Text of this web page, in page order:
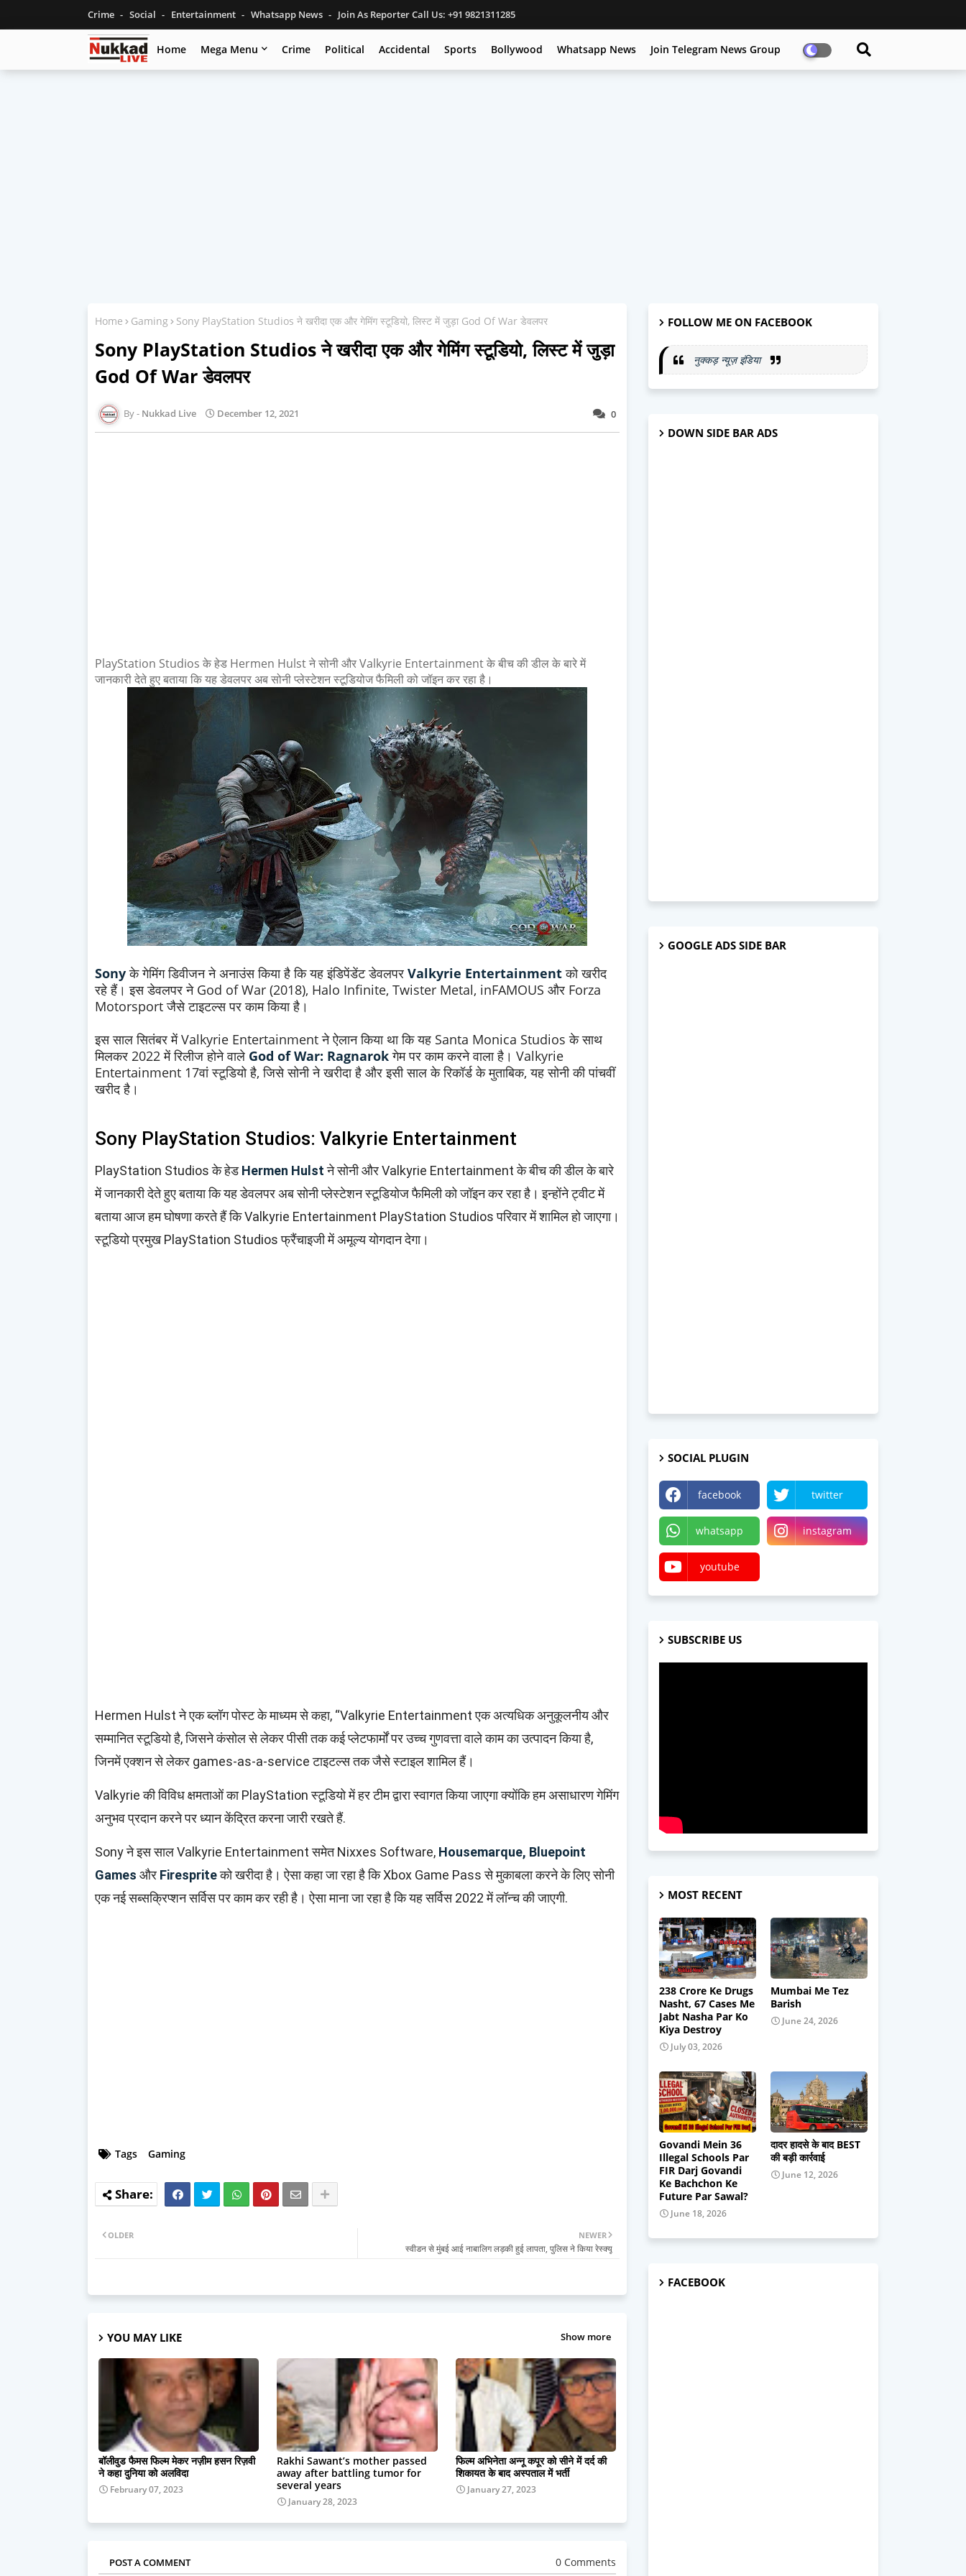
Crime Social Entertainment Whatsapp News Join As Reporter Call Us: +91 9821311285
Home Mega Menu Crime Political Accidental Sports Bollywood Whatsapp News Join Telegram News Group
Home Gaming Sony PlayStation Studios ने खरीदा एक और गेमिंग स्टूडियो, लिस्ट में जुड़ा God Of War डेवलपर
Sony PlayStation Studios ने खरीदा एक और गेमिंग स्टूडियो, लिस्ट में जुड़ा
God Of War डेवलपर
0
Nukkad Live December 12, 2021
PlayStation Studios के हेड Hermen Hulst ने सोनी और Valkyrie Entertainment के बीच की डील के बारे में
जानकारी देते हुए बताया कि यह डेवलपर अब सोनी प्लेस्टेशन स्टूडियोज फैमिली को जॉइन कर रहा है।
Sonyके गेमिंग डिवीजन ने अनाउंस किया है कि यह इंडिपेंडेंट डेवलपर Valkyrie Entertainmentको खरीद
रहे हैं। इस डेवलपर ने God of War (2018), Halo Infinite, Twister Metal, inFAMOUS और Forza
Motorsport जैसे टाइटल्स पर काम किया है।
इस साल सितंबर में Valkyrie Entertainment ने ऐलान किया था कि यह Santa Monica Studios के साथ
मिलकर 2022 में रिलीज होने वाले God of War: Ragnarokगेम पर काम करने वाला है। Valkyrie
Entertainment 17वां स्टूडियो है, जिसे सोनी ने खरीदा है और इसी साल के रिकॉर्ड के मुताबिक, यह सोनी की पांचवीं
खरीद है।
Sony PlayStation Studios: Valkyrie Entertainment
PlayStation Studios के हेडHermen Hulstने सोनी और Valkyrie Entertainment के बीच की डील के बारे
में जानकारी देते हुए बताया कि यह डेवलपर अब सोनी प्लेस्टेशन स्टूडियोज फैमिली को जॉइन कर रहा है। इन्होंने ट्वीट में
बताया आज हम घोषणा करते हैं कि Valkyrie Entertainment PlayStation Studios परिवार में शामिल हो जाएगा।
स्टूडियो प्रमुख PlayStation Studios फ्रैंचाइजी में अमूल्य योगदान देगा।
Hermen Hulst ने एक ब्लॉग पोस्ट के माध्यम से कहा, “Valkyrie Entertainment एक अत्यधिक अनुकूलनीय और
सम्मानित स्टूडियो है, जिसने कंसोल से लेकर पीसी तक कई प्लेटफार्मों पर उच्च गुणवत्ता वाले काम का उत्पादन किया है,
जिनमें एक्शन से लेकर games-as-a-service टाइटल्स तक जैसे स्टाइल शामिल हैं।
Valkyrie की विविध क्षमताओं का PlayStation स्टूडियो में हर टीम द्वारा स्वागत किया जाएगा क्योंकि हम असाधारण गेमिंग
अनुभव प्रदान करने पर ध्यान केंद्रित करना जारी रखते हैं.
Sony ने इस साल Valkyrie Entertainment समेत Nixxes Software, Housemarque, Bluepoint
Games और Firespriteको खरीदा है। ऐसा कहा जा रहा है कि Xbox Game Pass से मुकाबला करने के लिए सोनी
एक नई सब्सक्रिप्शन सर्विस पर काम कर रही है। ऐसा माना जा रहा है कि यह सर्विस 2022 में लॉन्च की जाएगी.
Tags Gaming
NEWER
स्वीडन से मुंबई आई नाबालिग लड़की हुई लापता, पुलिस ने किया रेस्क्यू
OLDER
YOU MAY LIKE Show more
बॉलीवुड फैमस फिल्म मेकर नज़ीम हसन रिज़वी
ने कहा दुनिया को अलविदा
February 07, 2023
Rakhi Sawant’s mother passed
away after battling tumor for
several years
January 28, 2023
फिल्म अभिनेता अन्नू कपूर को सीने में दर्द की
शिकायत के बाद अस्पताल में भर्ती
January 27, 2023
POST A COMMENT 0 Comments
FOLLOW ME ON FACEBOOK
नुक्कड़ न्यूज़ इंडिया
DOWN SIDE BAR ADS
GOOGLE ADS SIDE BAR
SOCIAL PLUGIN
facebook twitter
whatsapp instagram
youtube
SUBSCRIBE US
MOST RECENT
238 Crore Ke Drugs
Nasht, 67 Cases Me
Jabt Nasha Par Ko
Kiya Destroy
July 03, 2026
Mumbai Me Tez
Barish
June 24, 2026
Govandi Mein 36
Illegal Schools Par
FIR Darj Govandi
Ke Bachchon Ke
Future Par Sawal?
June 18, 2026
दादर हादसे के बाद BEST
की बड़ी कार्रवाई
June 12, 2026
FACEBOOK